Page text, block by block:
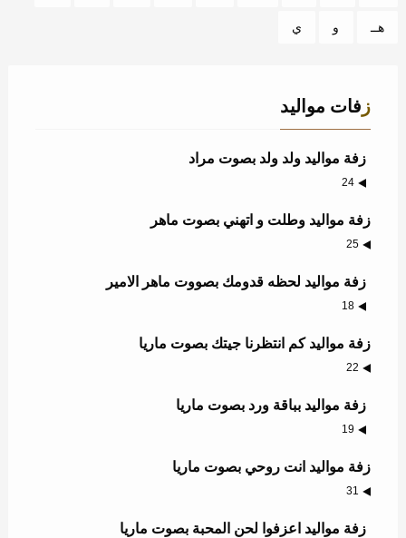
هــ و ي
زفات مواليد
زفة مواليد ولد ولد بصوت مراد
24
زفة مواليد وطلت و اتهني بصوت ماهر
25
زفة مواليد لحظه قدومك بصووت ماهر الامير
18
زفة مواليد كم انتظرنا جيتك بصوت ماريا
22
زفة مواليد بباقة ورد بصوت ماريا
19
زفة مواليد انت روحي بصوت ماريا
31
زفة مواليد اعزفوا لحن المحبة بصوت ماريا